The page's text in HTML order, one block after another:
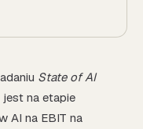
State of AI
na etapie
AI na EBIT na